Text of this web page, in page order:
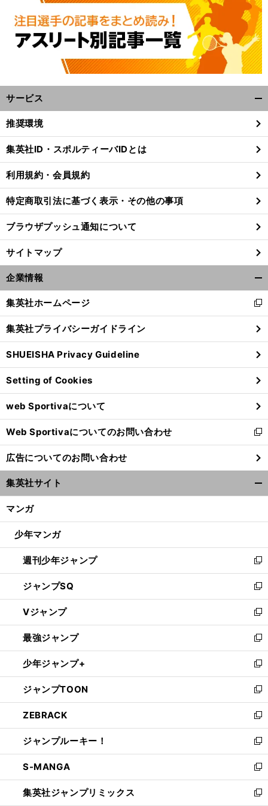
サービス
閉
る
推奨環境
集英社ID・スポルティーバIDとは
利用規約・会員規約
特定商取引法に基づく表示・その他の事項
ブラウザプッシュ通知について
サイトマップ
企業情報
閉
る
集英社ホームページ
新
し
い
ウ
ィ
ン
ド
ウ
で
開
く
集英社プライバシーガイドライン
SHUEISHA Privacy Guideline
Setting of Cookies
web Sportivaについて
Web Sportivaについてのお問い合わせ
新
し
い
ウ
ィ
ン
ウ
開
く
広告についてのお問い合わせ
集英社サイト
マンガ
少年マンガ
週刊少年ジャンプ
新
し
い
ウ
ィ
ン
ド
ウ
で
開
く
ジャンプSQ
新
し
い
ウ
ィ
ン
ド
ウ
で
開
く
Vジャンプ
新
し
い
ウ
ィ
ン
ド
ウ
で
開
く
最強ジャンプ
新
し
い
ウ
ィ
ン
ド
ウ
で
開
く
少年ジャンプ+
新
し
い
ウ
ィ
ン
ド
ウ
で
開
く
ジャンプTOON
新
し
い
ウ
ィ
ン
ド
ウ
で
ZEBRACK
新
し
い
ウ
ィ
ン
ド
ジャンプルーキー！
新
し
い
ウ
ィ
S-MANGA
新
し
い
集英社ジャンプリミックス
新